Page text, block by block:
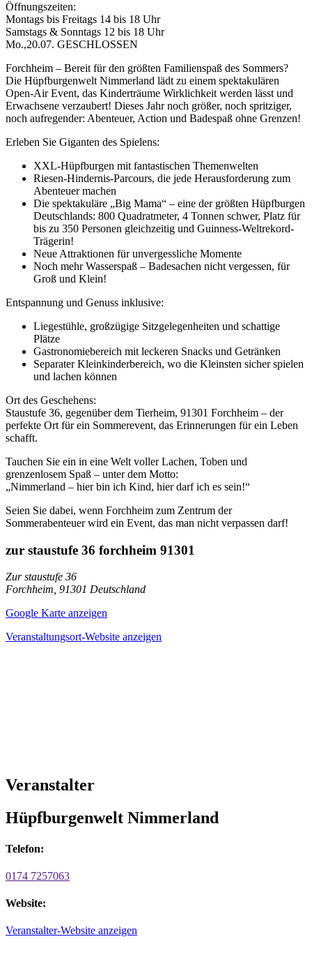
Öffnungszeiten:
Montags bis Freitags 14 bis 18 Uhr
Samstags & Sonntags 12 bis 18 Uhr
Mo.,20.07. GESCHLOSSEN
Forchheim – Bereit für den größten Familienspaß des Sommers?
Die Hüpfburgenwelt Nimmerland lädt zu einem spektakulären
Open-Air Event, das Kinderträume Wirklichkeit werden lässt und
Erwachsene verzaubert! Dieses Jahr noch größer, noch spritziger,
noch aufregender: Abenteuer, Action und Badespaß ohne Grenzen!
Erleben Sie Giganten des Spielens:
XXL-Hüpfburgen mit fantastischen Themenwelten
Riesen-Hindernis-Parcours, die jede Herausforderung zum
Abenteuer machen
Die spektakuläre „Big Mama“ – eine der größten Hüpfburgen
Deutschlands: 800 Quadratmeter, 4 Tonnen schwer, Platz für
bis zu 350 Personen gleichzeitig und Guinness-Weltrekord-
Trägerin!
Neue Attraktionen für unvergessliche Momente
Noch mehr Wasserspaß – Badesachen nicht vergessen, für
Groß und Klein!
Entspannung und Genuss inklusive:
Liegestühle, großzügige Sitzgelegenheiten und schattige
Plätze
Gastronomiebereich mit leckeren Snacks und Getränken
Separater Kleinkinderbereich, wo die Kleinsten sicher spielen
und lachen können
Ort des Geschehens:
Staustufe 36, gegenüber dem Tierheim, 91301 Forchheim – der
perfekte Ort für ein Sommerevent, das Erinnerungen für ein Leben
schafft.
Tauchen Sie ein in eine Welt voller Lachen, Toben und
grenzenlosem Spaß – unter dem Motto:
„Nimmerland – hier bin ich Kind, hier darf ich es sein!“
Seien Sie dabei, wenn Forchheim zum Zentrum der
Sommerabenteuer wird ein Event, das man nicht verpassen darf!
zur staustufe 36 forchheim 91301
Zur staustufe 36
Forchheim, 91301 Deutschland
Google Karte anzeigen
Veranstaltungsort-Website anzeigen
Veranstalter
Hüpfburgenwelt Nimmerland
Telefon:
0174 7257063
Website:
Veranstalter-Website anzeigen